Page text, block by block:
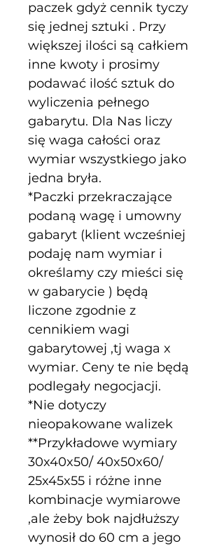
paczek gdyż cennik tyczy
się jednej sztuki . Przy
większej ilości są całkiem
inne kwoty i prosimy
podawać ilość sztuk do
wyliczenia pełnego
gabarytu. Dla Nas liczy
się waga całości oraz
wymiar wszystkiego jako
jedna bryła.
*Paczki przekraczające
podaną wagę i umowny
gabaryt (klient wcześniej
podaję nam wymiar i
określamy czy mieści się
w gabarycie ) będą
liczone zgodnie z
cennikiem wagi
gabarytowej ,tj waga x
wymiar. Ceny te nie będą
podlegały negocjacji.
*Nie dotyczy
nieopakowane walizek
**Przykładowe wymiary
30x40x50/ 40x50x60/
25x45x55 i różne inne
kombinacje wymiarowe
,ale żeby bok najdłuższy
wynosił do 60 cm a jego